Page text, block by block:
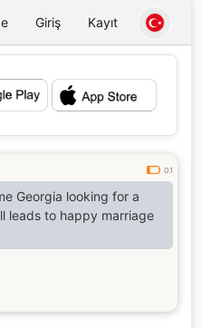
Giriş Kayıt
💕
0.1
Georgia looking for a
leads to happy marriage